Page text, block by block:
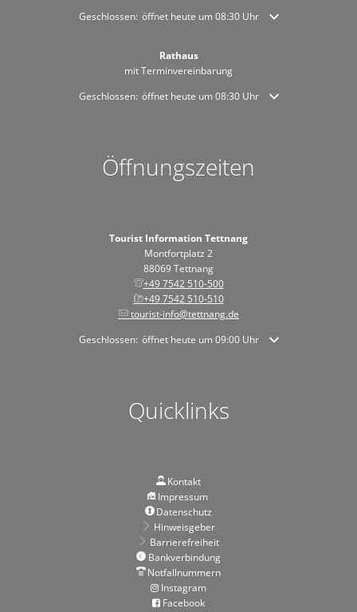
Klicken, um weitere Öffnungs- oder Schließzeiten
Geschlossen: öffnet heute um 08:30 Uhr
Rathaus
mit Terminvereinbarung
Klicken, um weitere Öffnungs- oder Schließzeiten
Geschlossen: öffnet heute um 08:30 Uhr
Öffnungszeiten
Tourist Information Tettnang
Montfortplatz 2
88069 Tettnang
+49 7542 510-500
+49 7542 510-510
tourist-info@tettnang.de
Klicken, um weitere Öffnungs- oder Schließzeiten
Geschlossen: öffnet heute um 09:00 Uhr
Quicklinks
Kontakt
Impressum
Datenschutz
Hinweisgeber
Barrierefreiheit
Bankverbindung
Notfallnummern
Instagram
Facebook